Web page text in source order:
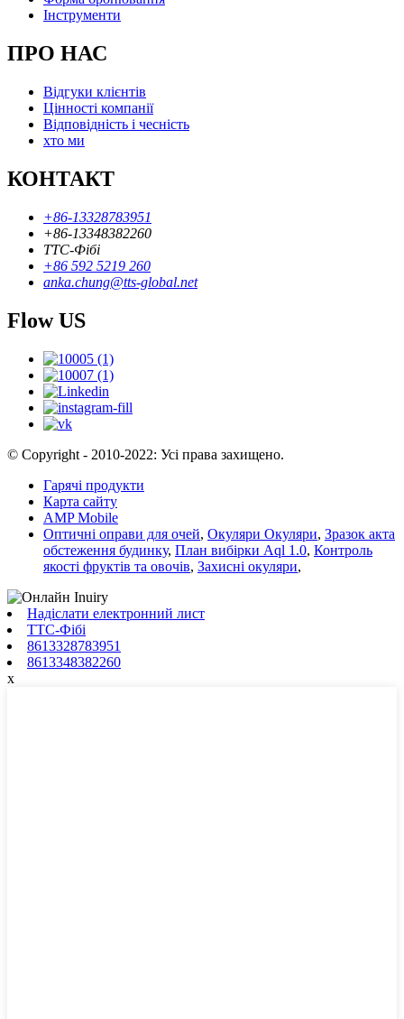
Інструменти
ПРО НАС
Відгуки клієнтів
Цінності компанії
Відповідність і чесність
хто ми
КОНТАКТ
+86-13328783951
+86-13348382260
ТТС-Фібі
+86 592 5219 260
anka.chung@tts-global.net
Flow US
© Copyright - 2010-2022: Усі права захищено.
Гарячі продукти
Карта сайту
AMP Mobile
Оптичні оправи для очей, Окуляри Окуляри, Зразок акта
обстеження будинку, План вибірки Aql 1.0, Контроль
якості фруктів та овочів, Захисні окуляри,
Надіслати електронний лист
ТТС-Фібі
8613328783951
8613348382260
x